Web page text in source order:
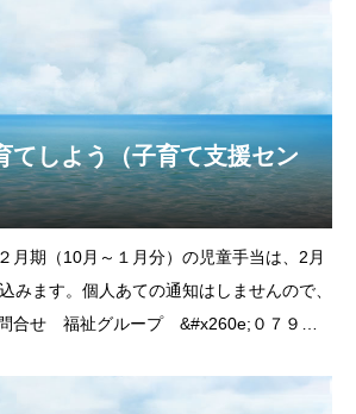
町・加古川市・播磨
てしよう（子育て支援セン
月期（10月～１月分）の児童手当は、2月
みます。個人あての通知はしませんので、
合せ 福祉グループ &#x260e;０７９
う幼稚園